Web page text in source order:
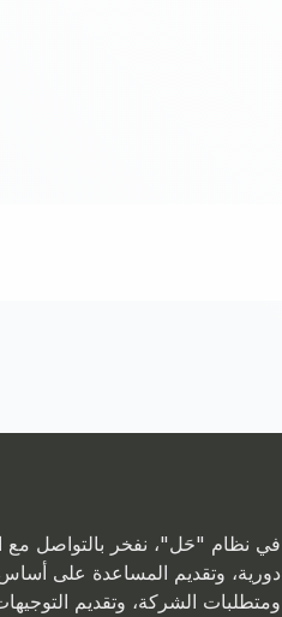
في نظام "حَل"، نفخر بالتواصل
دورية، وتقديم المساعدة على أساس
ومتطلبات الشركة، وتقديم